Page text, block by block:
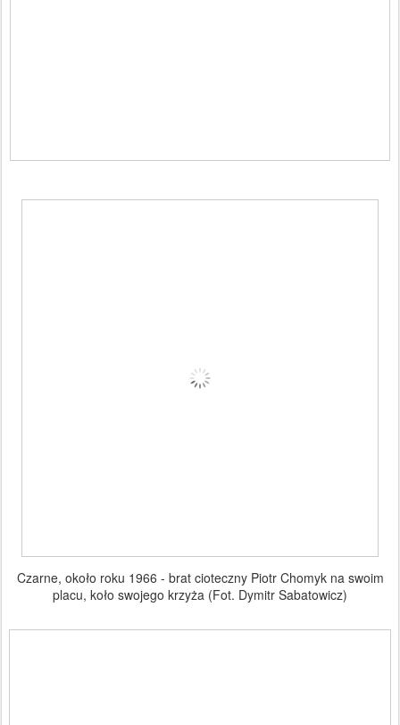
Czarne, około roku 1966 - brat cioteczny Piotr Chomyk na swoim
placu, koło swojego krzyża (Fot. Dymitr Sabatowicz)